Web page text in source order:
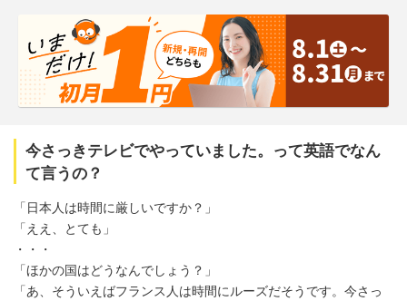
今さっきテレビでやっていました。って英語でなん
て言うの？
「日本人は時間に厳しいですか？」
「ええ、とても」
・・・
「ほかの国はどうなんでしょう？」
「あ、そういえばフランス人は時間にルーズだそうです。今さっ